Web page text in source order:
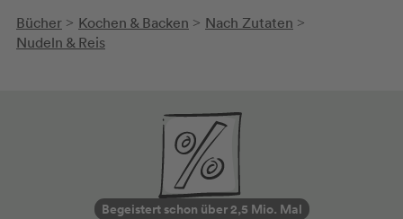
Bücher > Kochen & Backen > Nach Zutaten >
Nudeln & Reis
Begeistert schon über 2,5 Mio. Mal